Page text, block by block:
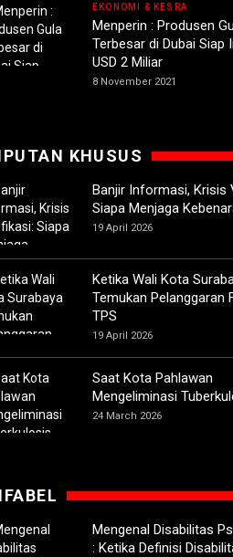
EKONOMI & KESRA
Menperin : Produsen
Terbesar di Dubai Siap
USD 2 Miliar
8 November 2021
KHUSUS
Banjir Informasi, Krisis
Siapa Menjaga
19 April 2026
Ketika Wali Kota
Temukan Pelanggaran
TPS
19 April 2026
Saat Kota Pahlawan
Mengeliminasi
24 March 2026
Mengenal Disabilitas
: Ketika Definisi